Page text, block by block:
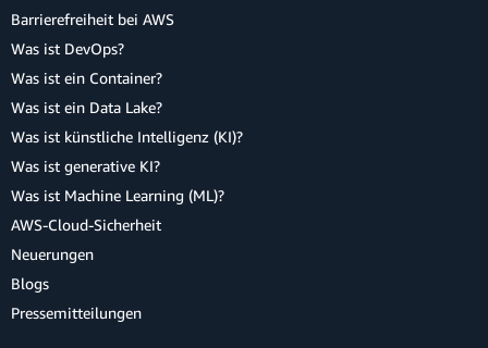
Barrierefreiheit bei AWS
Was ist DevOps?
Was ist ein Container?
Was ist ein Data Lake?
Was ist künstliche Intelligenz (KI)?
Was ist generative KI?
Was ist Machine Learning (ML)?
AWS-Cloud-Sicherheit
Neuerungen
Blogs
Pressemitteilungen